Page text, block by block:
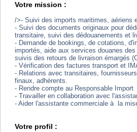
Votre mission :
/>- Suivi des imports maritimes, aériens
- Suivi des documents originaux pour
transitaire, suivi des dédouanements et
- Demande de bookings, de cotations,
importés, aide aux services douanes
suivis des retours de livraison émargés
- Vérification des factures transport et
- Relations avec transitaires,
finaux, adhérents.
- Rendre compte au Responsable Import
- Travailler en collaboration avec
- Aider l'assistante commerciale à la
Votre profil :